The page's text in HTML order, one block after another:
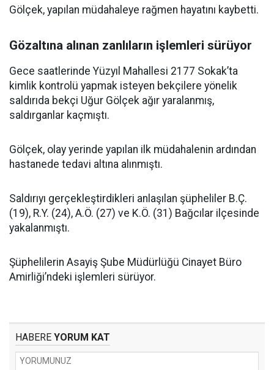
Gölçek, yapılan müdahaleye rağmen hayatını kaybetti.
Gözaltına alınan zanlıların işlemleri sürüyor
Gece saatlerinde Yüzyıl Mahallesi 2177 Sokak’ta
kimlik kontrolü yapmak isteyen bekçilere yönelik
saldırıda bekçi Uğur Gölçek ağır yaralanmış,
saldırganlar kaçmıştı.
Gölçek, olay yerinde yapılan ilk müdahalenin ardından
hastanede tedavi altına alınmıştı.
Saldırıyı gerçekleştirdikleri anlaşılan şüpheliler B.Ç.
(19), R.Y. (24), A.Ö. (27) ve K.Ö. (31) Bağcılar ilçesinde
yakalanmıştı.
Şüphelilerin Asayiş Şube Müdürlüğü Cinayet Büro
Amirliği’ndeki işlemleri sürüyor.
HABERE YORUM KAT